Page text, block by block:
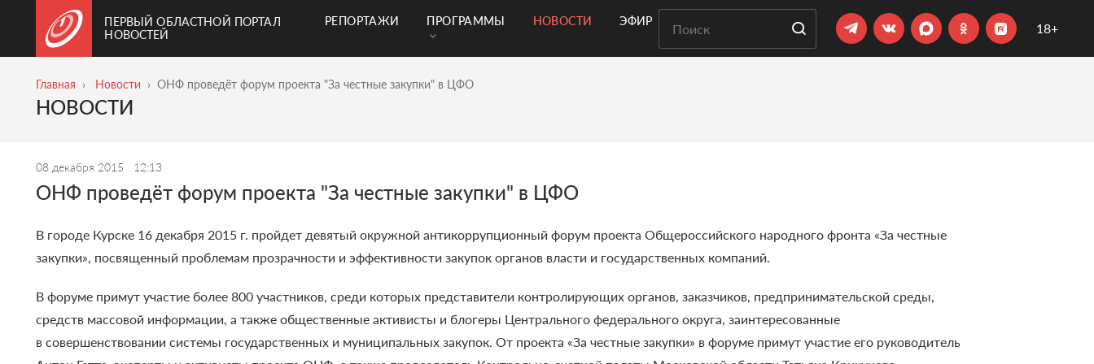
ПЕРВЫЙ ОБЛАСТНОЙ ПОРТАЛ
НОВОСТЕЙ
РЕПОРТАЖИ ПРОГРАММЫ НОВОСТИ ЭФИР 18+
Главная Новости ОНФ проведёт форум проекта "За честные закупки" в ЦФО
НОВОСТИ
08 декабря 2015 12:13
ОНФ проведёт форум проекта "За честные закупки" в ЦФО
В городе Курске 16 декабря 2015 г. пройдет девятый окружной антикоррупционный форум проекта Общероссийского народного фронта «За честные
закупки», посвященный проблемам прозрачности и эффективности закупок органов власти и государственных компаний.
В форуме примут участие более 800 участников, среди которых представители контролирующих органов, заказчиков, предпринимательской среды,
средств массовой информации, а также общественные активисты и блогеры Центрального федерального округа, заинтересованные
в совершенствовании системы государственных и муниципальных закупок. От проекта «За честные закупки» в форуме примут участие его руководитель